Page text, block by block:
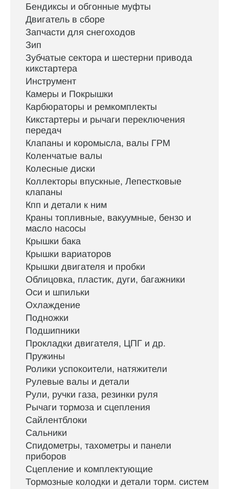
Бендиксы и обгонные муфты
Двигатель в сборе
Запчасти для снегоходов
Зип
Зубчатые сектора и шестерни привода
кикстартера
Инструмент
Камеры и Покрышки
Карбюраторы и ремкомплекты
Кикстартеры и рычаги переключения
передач
Клапаны и коромысла, валы ГРМ
Коленчатые валы
Колесные диски
Коллекторы впускные, Лепестковые
клапаны
Кпп и детали к ним
Краны топливные, вакуумные, бензо и
масло насосы
Крышки бака
Крышки вариаторов
Крышки двигателя и пробки
Облицовка, пластик, дуги, багажники
Оси и шпильки
Охлаждение
Подножки
Подшипники
Прокладки двигателя, ЦПГ и др.
Пружины
Ролики успокоители, натяжители
Рулевые валы и детали
Рули, ручки газа, резинки руля
Рычаги тормоза и сцепления
Сайлентблоки
Сальники
Спидометры, тахометры и панели
приборов
Сцепление и комплектующие
Тормозные колодки и детали торм. систем